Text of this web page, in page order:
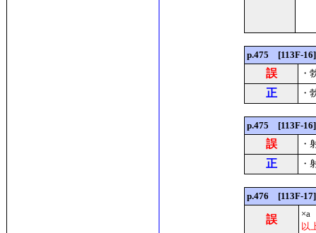
p.475 [113F-
誤 ・
正 ・
p.475 [113F-
誤 ・
正 ・
p.476 [113F-
誤
以